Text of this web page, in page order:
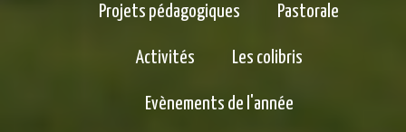
Projets pédagogiques Pastorale
Activités Les colibris
Evènements de l'année